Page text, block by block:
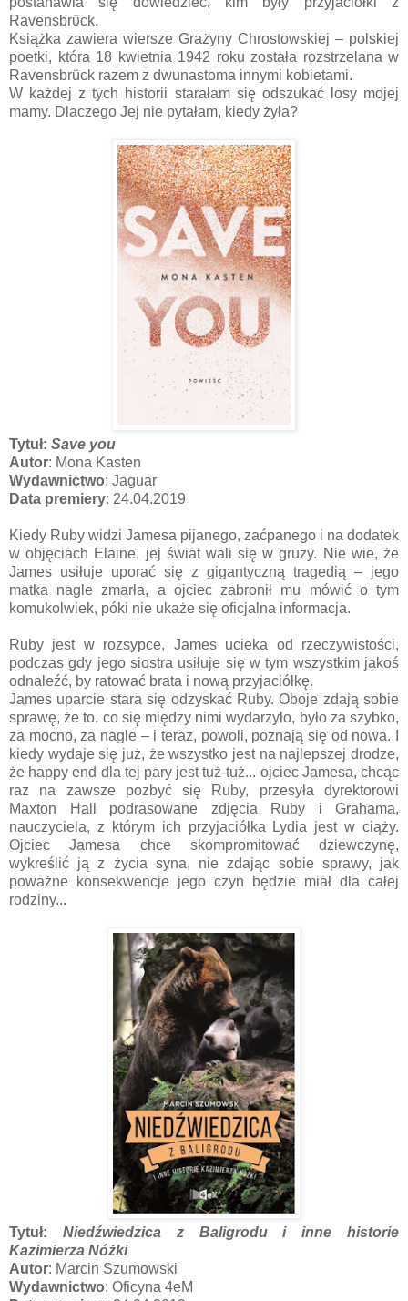
Ravensbrϋck.
Książka zawiera wiersze Grażyny Chrostowskiej – polskiej
poetki, która 18 kwietnia 1942 roku została rozstrzelana w
Ravensbrück razem z dwunastoma innymi kobietami.
W każdej z tych historii starałam się odszukać losy mojej
mamy. Dlaczego Jej nie pytałam, kiedy żyła?
Tytuł: Save you
Autor: Mona Kasten
Wydawnictwo: Jaguar
Data premiery: 24.04.2019
Kiedy Ruby widzi Jamesa pijanego, zaćpanego i na dodatek
w objęciach Elaine, jej świat wali się w gruzy. Nie wie, że
James usiłuje uporać się z gigantyczną tragedią – jego
matka nagle zmarła, a ojciec zabronił mu mówić o tym
komukolwiek, póki nie ukaże się oficjalna informacja.
Ruby jest w rozsypce, James ucieka od rzeczywistości,
podczas gdy jego siostra usiłuje się w tym wszystkim jakoś
odnaleźć, by ratować brata i nową przyjaciółkę.
James uparcie stara się odzyskać Ruby. Oboje zdają sobie
sprawę, że to, co się między nimi wydarzyło, było za szybko,
za mocno, za nagle – i teraz, powoli, poznają się od nowa. I
kiedy wydaje się już, że wszystko jest na najlepszej drodze,
że happy end dla tej pary jest tuż-tuż... ojciec Jamesa, chcąc
raz na zawsze pozbyć się Ruby, przesyła dyrektorowi
Maxton Hall podrasowane zdjęcia Ruby i Grahama,
nauczyciela, z którym ich przyjaciółka Lydia jest w ciąży.
Ojciec Jamesa chce skompromitować dziewczynę,
wykreślić ją z życia syna, nie zdając sobie sprawy, jak
poważne konsekwencje jego czyn będzie miał dla całej
rodziny...
Tytuł: Niedźwiedzica z Baligrodu i inne historie
Kazimierza Nóżki
Autor: Marcin Szumowski
Wydawnictwo: Oficyna 4eM